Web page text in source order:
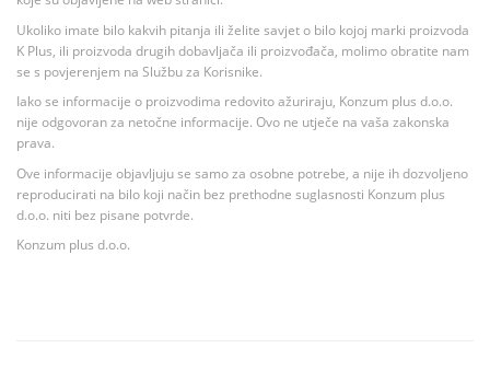
Ukoliko imate bilo kakvih pitanja ili želite savjet o bilo kojoj marki proizvoda
K Plus, ili proizvoda drugih dobavljača ili proizvođača, molimo obratite nam
se s povjerenjem na Službu za Korisnike.
Iako se informacije o proizvodima redovito ažuriraju, Konzum plus d.o.o.
nije odgovoran za netočne informacije. Ovo ne utječe na vaša zakonska
prava.
Ove informacije objavljuju se samo za osobne potrebe, a nije ih dozvoljeno
reproducirati na bilo koji način bez prethodne suglasnosti Konzum plus
d.o.o. niti bez pisane potvrde.
Konzum plus d.o.o.